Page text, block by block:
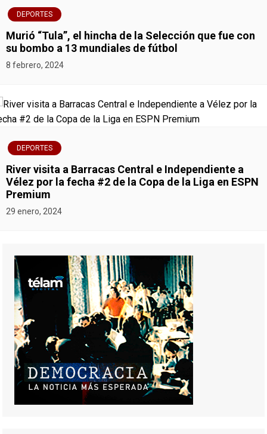
DEPORTES
Murió “Tula”, el hincha de la Selección que fue con
su bombo a 13 mundiales de fútbol
8 febrero, 2024
DEPORTES
River visita a Barracas Central e Independiente a
Vélez por la fecha #2 de la Copa de la Liga en ESPN
Premium
29 enero, 2024